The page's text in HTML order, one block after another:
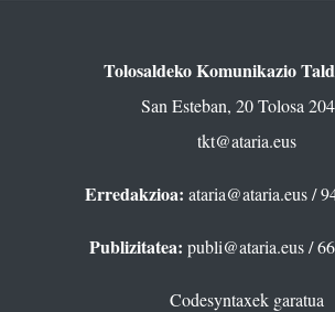
Tolosaldeko Komunikazio
San Esteban, 20 Tolosa
tkt@ataria.eus
Erredakzioa: ataria@ataria.eus/
Publizitatea: publi@ataria.eus/
Codesyntaxek garatua